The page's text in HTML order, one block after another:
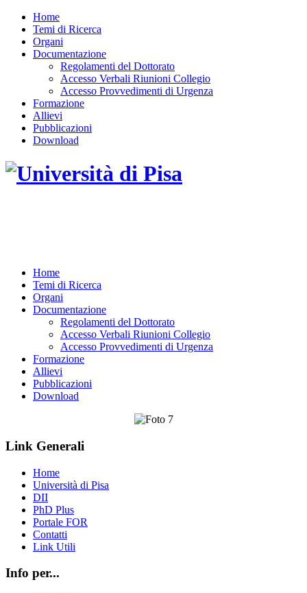
Home
Temi di Ricerca
Organi
Documentazione
Regolamenti del Dottorato
Accesso Verbali Riunioni Collegio
Accesso Provvedimenti di Urgenza
Formazione
Allievi
Pubblicazioni
Download
Home
Temi di Ricerca
Organi
Documentazione
Regolamenti del Dottorato
Accesso Verbali Riunioni Collegio
Accesso Provvedimenti di Urgenza
Formazione
Allievi
Pubblicazioni
Download
Link Generali
Home
Università di Pisa
DII
PhD Plus
Portale FOR
Contatti
Link Utili
Info per...